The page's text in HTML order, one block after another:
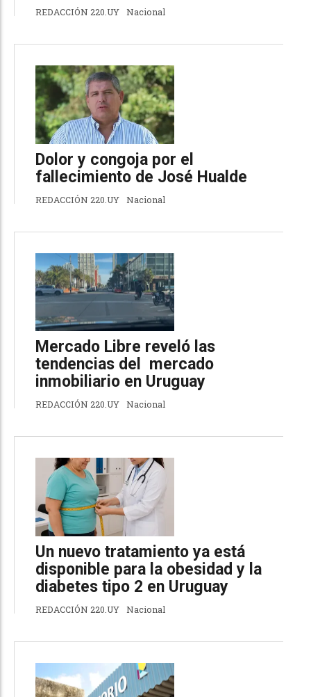
REDACCIÓN 220.UY Nacional
Dolor y congoja por el
fallecimiento de José Hualde
REDACCIÓN 220.UY Nacional
Mercado Libre reveló las
tendencias del mercado
inmobiliario en Uruguay
REDACCIÓN 220.UY Nacional
Un nuevo tratamiento ya está
disponible para la obesidad y la
diabetes tipo 2 en Uruguay
REDACCIÓN 220.UY Nacional